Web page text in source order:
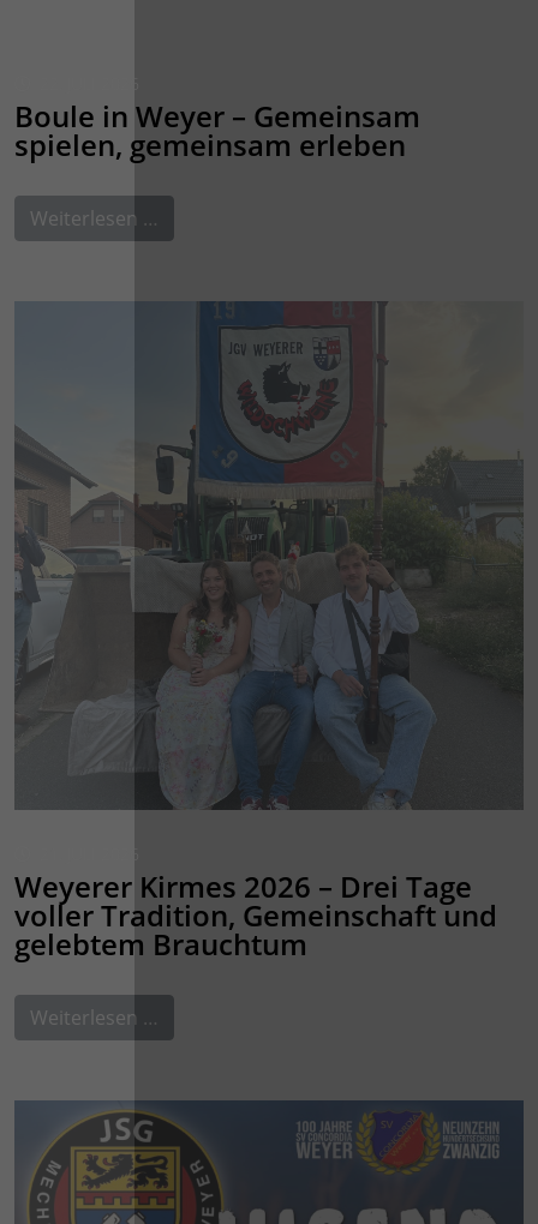
Boule in Weyer – Gemeinsam
spielen, gemeinsam erleben
Weiterlesen …
Weyerer Kirmes 2026 – Drei Tage
voller Tradition, Gemeinschaft und
gelebtem Brauchtum
Weiterlesen …